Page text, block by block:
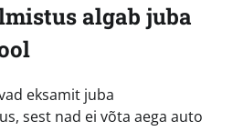
algab juba
eksamit juba
sest nad ei võta aega auto